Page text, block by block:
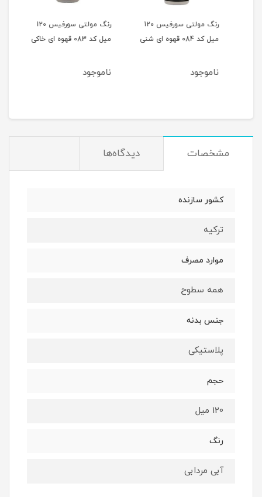
رنگ مولتی سورفیس 120
میل کد 084 قهوه ای شنی
ناموجود
رنگ مولتی سورفیس 120
میل کد 083 قهوه ای خاکی
ناموجود
مشخصات دیدگاه‌ها
کشور سازنده
ترکیه
موارد مصرف
همه سطوح
جنس بدنه
پلاستیکی
حجم
120 میل
رنگ
آبی مردابی